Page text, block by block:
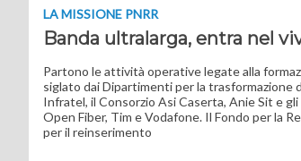
LA MISSIONE PNRR
Banda ultralarga, entra nel
Partono le attività operative legate alla
siglato dai Dipartimenti per la trasformazione
Infratel, il Consorzio Asi Caserta, Anie Sit e
Open Fiber, Tim e Vodafone. Il Fondo per la
per il reinserimento